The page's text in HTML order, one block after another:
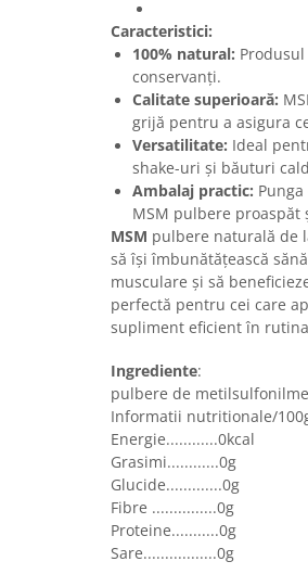
Caracteristici:
100% natural:
conservanți.
Calitate superioară:
grijă pentru a asigura
Versatilitate: Ideal
shake-uri și băuturi
Ambalaj practic:
MSM pulbere proaspăt
MSM pulbere naturală de
să își îmbunătățească
musculare și să
perfectă pentru cei care
supliment eficient în
Ingrediente:
pulbere de
Informatii nutritionale/
Energie............0kcal
Grasimi............0g
Glucide.............0g
Fibre ...............0g
Proteine...........0g
Sare.................0g